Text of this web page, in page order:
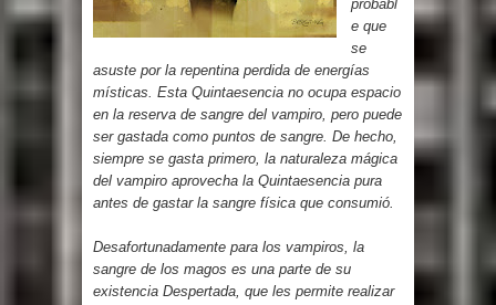
probabl
e que
se
asuste por la repentina perdida de energías
místicas. Esta Quintaesencia no ocupa espacio
en la reserva de sangre del vampiro, pero puede
ser gastada como puntos de sangre. De hecho,
siempre se gasta primero, la naturaleza mágica
del vampiro aprovecha la Quintaesencia pura
antes de gastar la sangre física que consumió.
Desafortunadamente para los vampiros, la
sangre de los magos es una parte de su
existencia Despertada, que les permite realizar